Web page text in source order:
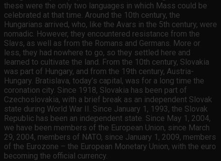
these were the only two languages in which Mass could be
celebrated at that time. Around the 10th century, the
Hungarians arrived, who, like the Avars in the 5th century, were
nomadic. However, they encountered resistance from the
Slavs, as well as from the Romans and Germans. More or
less, they had nowhere to go, so they settled here and
learned to cultivate the land. From the 10th century, Slovakia
was part of Hungary, and from the 19th century, Austria-
Hungary. Bratislava, today’s capital, was for a long time the
coronation city. Since 1918, Slovakia has been part of
Czechoslovakia, with a brief break as an independent Slovak
state during World War II. Since January 1, 1993, the Slovak
Republic has been an independent state. Since May 1, 2004,
we have been members of the European Union, since March
29, 2004, members of NATO, since January 1, 2009, members
of the Eurozone – the European Monetary Union, with the euro
becoming the official currency.